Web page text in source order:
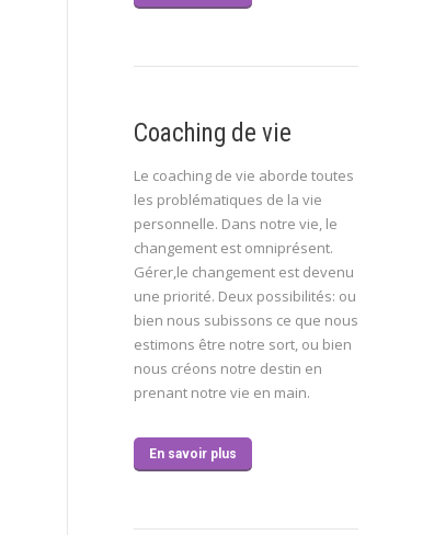
Coaching de vie
Le coaching de vie aborde toutes
les problématiques de la vie
personnelle. Dans notre vie, le
changement est omniprésent.
Gérer,le changement est devenu
une priorité. Deux possibilités: ou
bien nous subissons ce que nous
estimons être notre sort, ou bien
nous créons notre destin en
prenant notre vie en main.
En savoir plus